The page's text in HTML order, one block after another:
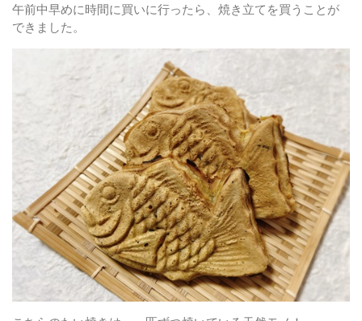
午前中早めに時間に買いに行ったら、焼き立てを買うことが
できました。